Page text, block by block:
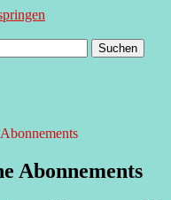
Abonnements